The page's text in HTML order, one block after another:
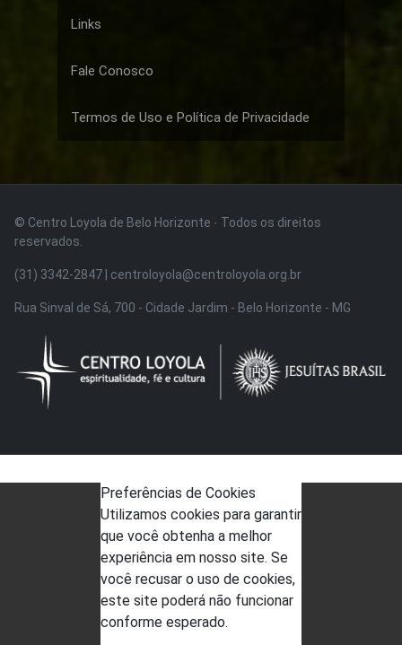
Links
Fale Conosco
Termos de Uso e Política de Privacidade
© Centro Loyola de Belo Horizonte · Todos os direitos
reservados.
(31) 3342-2847 | centroloyola@centroloyola.org.br
Rua Sinval de Sá, 700 - Cidade Jardim - Belo Horizonte - MG
Preferências de Cookies
Utilizamos cookies para garantir
que você obtenha a melhor
experiência em nosso site. Se
você recusar o uso de cookies,
este site poderá não funcionar
conforme esperado.